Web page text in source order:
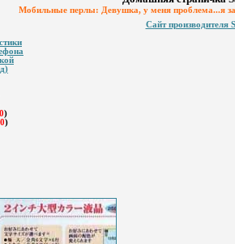
Мобильные перлы: Девушка, у меня проблема...я
0)
0)
Сайт производителя